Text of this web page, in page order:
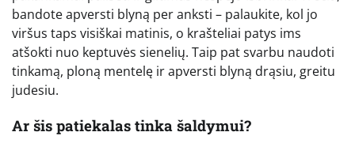
bandote apversti blyną per anksti – palaukite, kol jo
viršus taps visiškai matinis, o krašteliai patys ims
atšokti nuo keptuvės sienelių. Taip pat svarbu naudoti
tinkamą, ploną mentelę ir apversti blyną drąsiu, greitu
judesiu.
Ar šis patiekalas tinka šaldymui?